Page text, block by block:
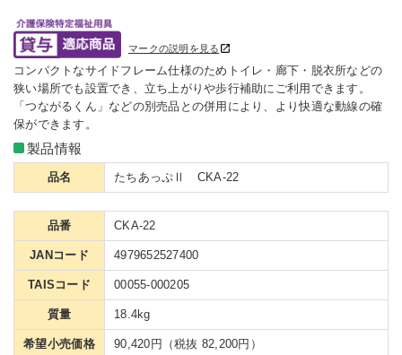
マークの説明を見る
コンパクトなサイドフレーム仕様のためトイレ・廊下・脱衣所などの
狭い場所でも設置でき、立ち上がりや歩行補助にご利用できます。
「つながるくん」などの別売品との併用により、より快適な動線の確
保ができます。
製品情報
品名 たちあっぷⅡ CKA-22
品番 CKA-22
JANコード 4979652527400
TAISコード 00055-000205
質量 18.4kg
希望小売価格 90,420円（税抜 82,200円）